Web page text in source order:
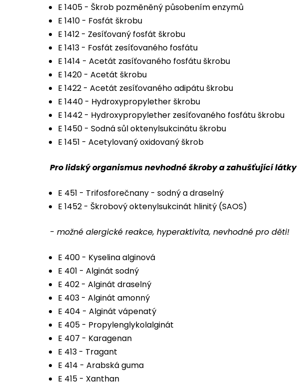
E 1405 - Škrob pozměněný působením enzymů
E 1410 - Fosfát škrobu
E 1412 - Zesíťovaný fosfát škrobu
E 1413 - Fosfát zesíťovaného fosfátu
E 1414 - Acetát zasíťovaného fosfátu škrobu
E 1420 - Acetát škrobu
E 1422 - Acetát zesíťovaného adipátu škrobu
E 1440 - Hydroxypropylether škrobu
E 1442 - Hydroxypropylether zesíťovaného fosfátu škrobu
E 1450 - Sodná sůl oktenylsukcinátu škrobu
E 1451 - Acetylovaný oxidovaný škrob
Pro lidský organismus nevhodné škroby a zahušťující látky
E 451 - Trifosforečnany - sodný a draselný
E 1452 - Škrobový oktenylsukcinát hlinitý (SAOS)
- možné alergické reakce, hyperaktivita, nevhodné pro děti!
E 400 - Kyselina alginová
E 401 - Alginát sodný
E 402 - Alginát draselný
E 403 - Alginát amonný
E 404 - Alginát vápenatý
E 405 - Propylenglykolalginát
E 407 - Karagenan
E 413 - Tragant
E 414 - Arabská guma
E 415 - Xanthan